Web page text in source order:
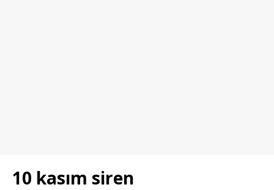
10 kasım siren